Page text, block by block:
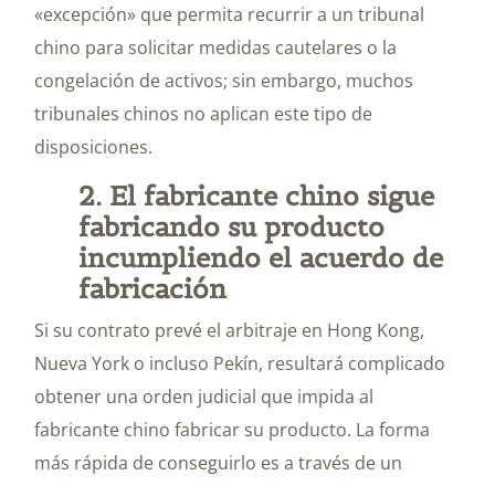
«excepción» que permita recurrir a un tribunal
chino para solicitar medidas cautelares o la
congelación de activos; sin embargo, muchos
tribunales chinos no aplican este tipo de
disposiciones.
2. El fabricante chino sigue
fabricando su producto
incumpliendo el acuerdo de
fabricación
Si su contrato prevé el arbitraje en Hong Kong,
Nueva York o incluso Pekín, resultará complicado
obtener una orden judicial que impida al
fabricante chino fabricar su producto. La forma
más rápida de conseguirlo es a través de un